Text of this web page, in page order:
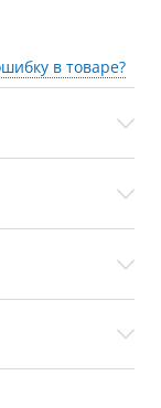
в товаре?